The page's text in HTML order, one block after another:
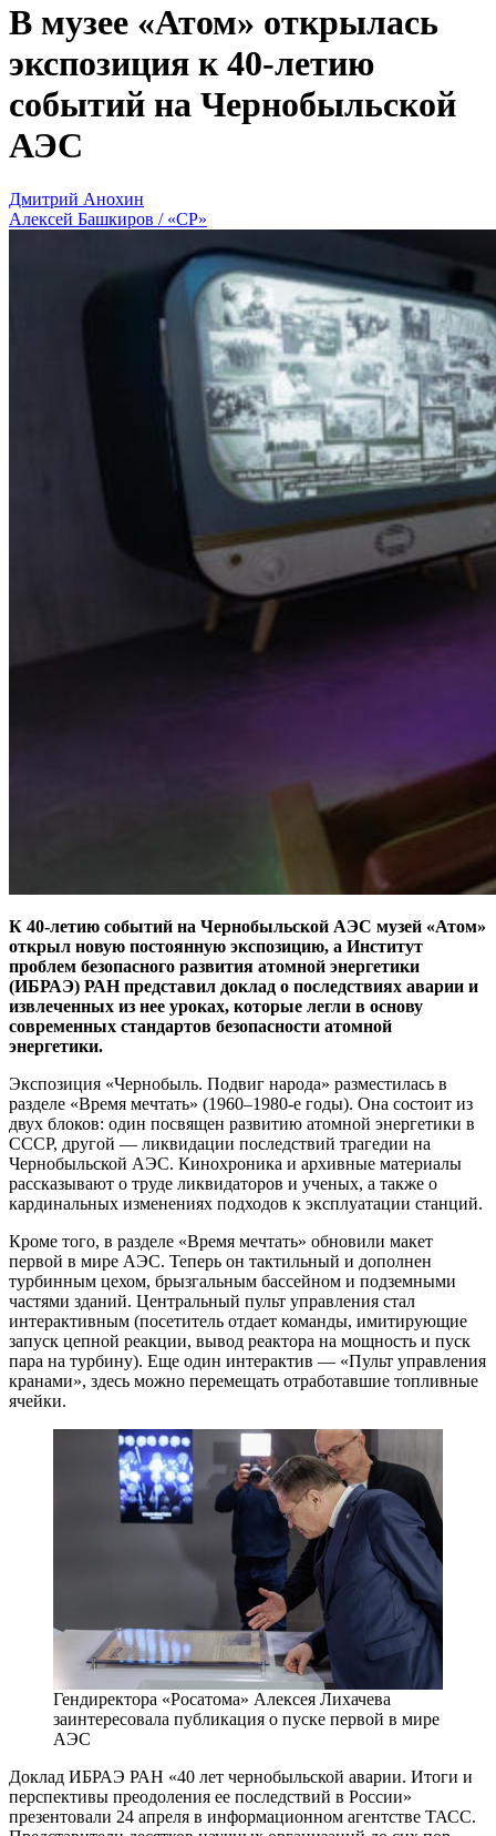
В музее «Атом» открылась
экспозиция к 40-летию
событий на Чернобыльской
АЭС
Дмитрий Анохин
Алексей Башкиров / «СР»
К 40-летию событий на Чернобыльской АЭС музей «Атом»
открыл новую постоянную экспозицию, а Институт
проблем безопасного развития атомной энергетики
(ИБРАЭ) РАН представил доклад о последствиях аварии и
извлеченных из нее уроках, которые легли в основу
современных стандартов безопасности атомной
энергетики.
Экспозиция «Чернобыль. Подвиг народа» разместилась в
разделе «Время мечтать» (1960–1980-е годы). Она состоит из
двух блоков: один посвящен развитию атомной энергетики в
СССР, другой — ликвидации последствий трагедии на
Чернобыльской АЭС. Кинохроника и архивные материалы
рассказывают о труде ликвидаторов и ученых, а также о
кардинальных изменениях подходов к эксплуатации станций.
Кроме того, в разделе «Время мечтать» обновили макет
первой в мире АЭС. Теперь он тактильный и дополнен
турбинным цехом, брызгальным бассейном и подземными
частями зданий. Центральный пульт управления стал
интерактивным (посетитель отдает команды, имитирующие
запуск цепной реакции, вывод реактора на мощность и пуск
пара на турбину). Еще один интерактив — «Пульт управления
кранами», здесь можно перемещать отработавшие топливные
ячейки.
Гендиректора «Росатома» Алексея Лихачева
заинтересовала публикация о пуске первой в мире
АЭС
Доклад ИБРАЭ РАН «40 лет чернобыльской аварии. Итоги и
перспективы преодоления ее последствий в России»
презентовали 24 апреля в информационном агентстве ТАСС.